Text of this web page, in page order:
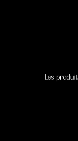
Les